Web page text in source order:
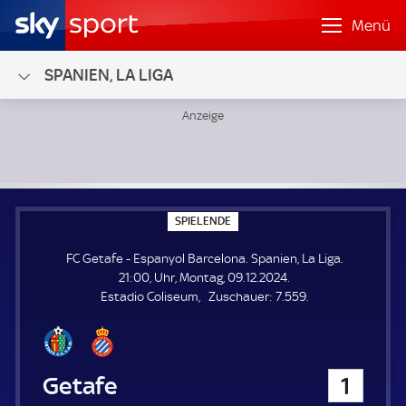
Menü
SPANIEN, LA LIGA
SPIELENDE
P
E
L
E
N
FC Getafe - Espanyol Barcelona. Spanien, La Liga.
21:00, Uhr, Montag, 09.12.2024.
Estadio Coliseum
Zuschauer: Z
7.559.
FC Getafe 1